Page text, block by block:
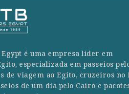
Egypt é uma empresa líder em
especializada em passeios
de viagem ao Egito, cruzeiros no
de um dia pelo Cairo e